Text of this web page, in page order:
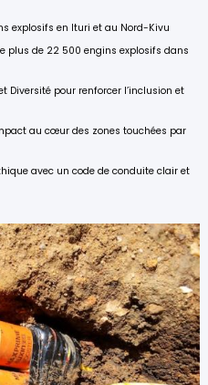
explosifs en Ituri et au Nord-Kivu
plus de 22 500 engins explosifs dans
Diversité pour renforcer l’inclusion et
au cœur des zones touchées par
avec un code de conduite clair et